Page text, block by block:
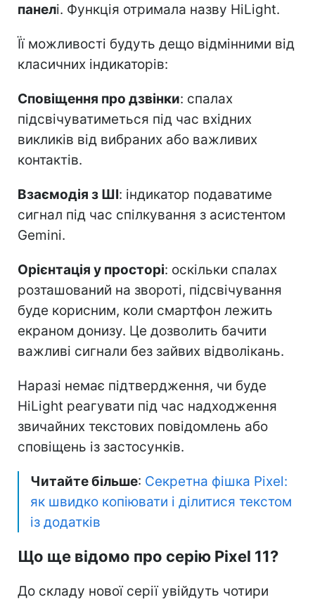
панелі. Функція отримала назву HiLight.
Її можливості будуть дещо відмінними від
класичних індикаторів:
Сповіщення про дзвінки: спалах
підсвічуватиметься під час вхідних
викликів від вибраних або важливих
контактів.
Взаємодія з ШІ: індикатор подаватиме
сигнал під час спілкування з асистентом
Gemini.
Орієнтація у просторі: оскільки спалах
розташований на звороті, підсвічування
буде корисним, коли смартфон лежить
екраном донизу. Це дозволить бачити
важливі сигнали без зайвих відволікань.
Наразі немає підтвердження, чи буде
HiLight реагувати під час надходження
звичайних текстових повідомлень або
сповіщень із застосунків.
Читайте більше: Секретна фішка Pixel:
як швидко копіювати і ділитися текстом
із додатків
Що ще відомо про серію Pixel 11?
До складу нової серії увійдуть чотири